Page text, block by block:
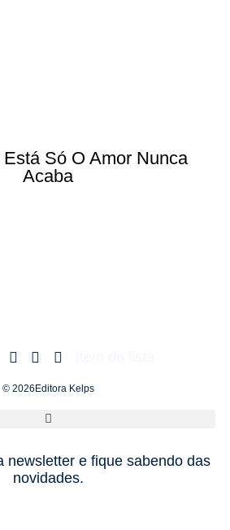
Só O Amor Nunca
Acaba
© 2026Editora Kelps
newsletter e fique sabendo das
novidades.